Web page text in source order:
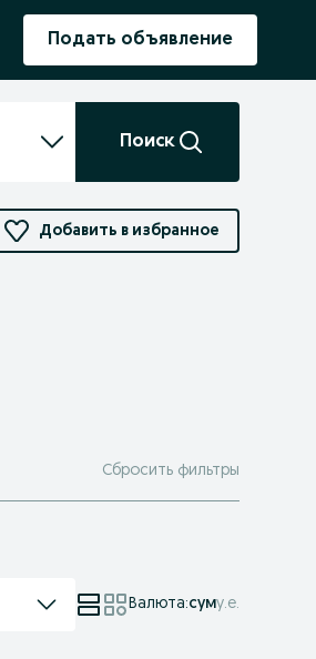
Подать объявление
Поиск
Добавить в избранное
Сбросить фильтры
Валюта:суму.е.